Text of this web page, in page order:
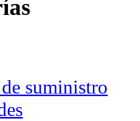
suministro